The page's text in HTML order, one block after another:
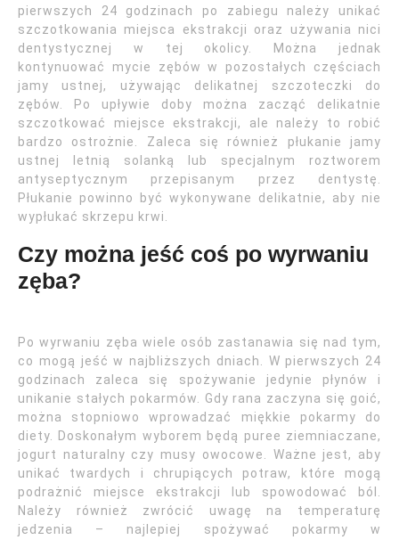
pierwszych 24 godzinach po zabiegu należy unikać
szczotkowania miejsca ekstrakcji oraz używania nici
dentystycznej w tej okolicy. Można jednak
kontynuować mycie zębów w pozostałych częściach
jamy ustnej, używając delikatnej szczoteczki do
zębów. Po upływie doby można zacząć delikatnie
szczotkować miejsce ekstrakcji, ale należy to robić
bardzo ostrożnie. Zaleca się również płukanie jamy
ustnej letnią solanką lub specjalnym roztworem
antyseptycznym przepisanym przez dentystę.
Płukanie powinno być wykonywane delikatnie, aby nie
wypłukać skrzepu krwi.
Czy można jeść coś po wyrwaniu
zęba?
Po wyrwaniu zęba wiele osób zastanawia się nad tym,
co mogą jeść w najbliższych dniach. W pierwszych 24
godzinach zaleca się spożywanie jedynie płynów i
unikanie stałych pokarmów. Gdy rana zaczyna się goić,
można stopniowo wprowadzać miękkie pokarmy do
diety. Doskonałym wyborem będą puree ziemniaczane,
jogurt naturalny czy musy owocowe. Ważne jest, aby
unikać twardych i chrupiących potraw, które mogą
podrażnić miejsce ekstrakcji lub spowodować ból.
Należy również zwrócić uwagę na temperaturę
jedzenia – najlepiej spożywać pokarmy w